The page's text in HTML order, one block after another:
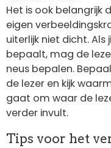
Het is ook belangrijk
eigen
uiterlijk niet dicht.
bepaalt, mag de
neus bepalen.
de lezer en kijk
gaat om waar de
verder invult.
Tips voor het